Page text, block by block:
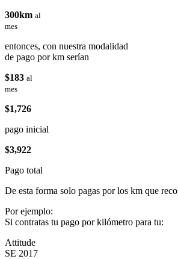
300km al
mes
entonces, con nuestra modalidad
de pago por km serían
$183 al
mes
$1,726
pago inicial
$3,922
Pago total
De esta forma solo pagas por los km que
Por ejemplo:
Si contratas tu pago por kilómetro para tu:
Attitude
SE 2017